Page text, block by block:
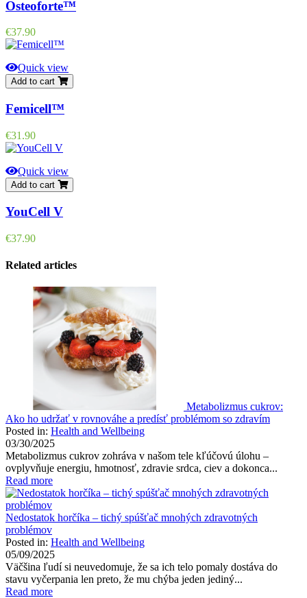
Osteoforte™
Price
€37.90
Quick view
Add to cart
Femicell™
Price
€31.90
Quick view
Add to cart
YouCell V
Price
€37.90
Related articles
Metabolizmus cukrov:
Ako ho udržať v rovnováhe a predísť problémom so zdravím
Posted in: Health and Wellbeing
03/30/2025
Metabolizmus cukrov zohráva v našom tele kľúčovú úlohu –
ovplyvňuje energiu, hmotnosť, zdravie srdca, ciev a dokonca...
Read more
Nedostatok horčíka – tichý spúšťač mnohých zdravotných
problémov
Posted in: Health and Wellbeing
05/09/2025
Väčšina ľudí si neuvedomuje, že sa ich telo pomaly dostáva do
stavu vyčerpania len preto, že mu chýba jeden jediný...
Read more